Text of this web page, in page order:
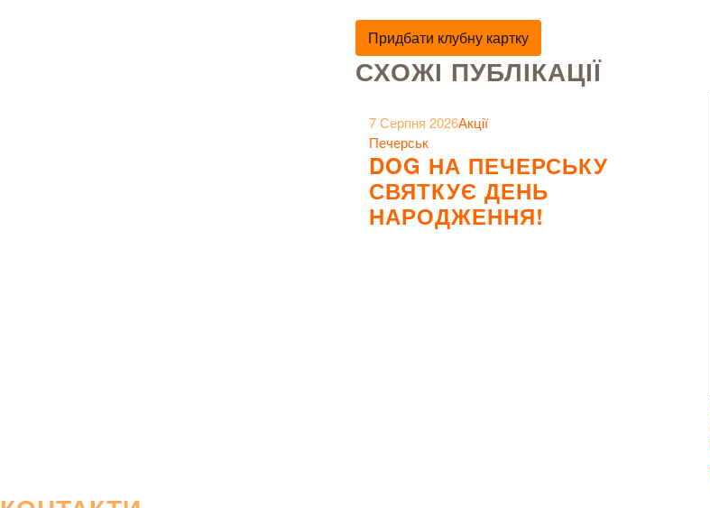
Придбати клубну картку
СХОЖІ ПУБЛІКАЦІЇ
7 Серпня 2026Акції
Печерськ
DOG НА ПЕЧЕРСЬКУ
СВЯТКУЄ ДЕНЬ
НАРОДЖЕННЯ!